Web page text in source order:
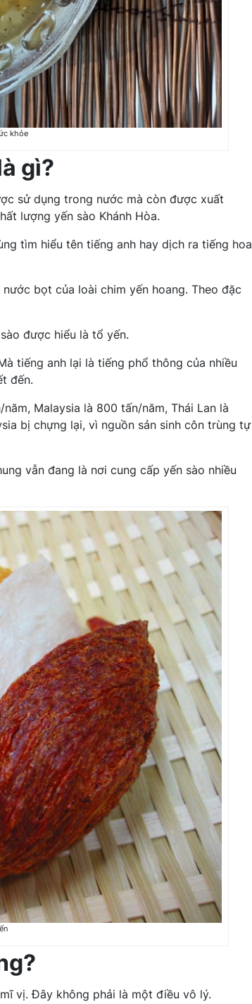
khỏe
gì?
sử dụng trong nước mà còn được xuất
lượng yến sào Khánh Hòa.
tìm hiểu tên tiếng anh hay dịch ra tiếng hoa
bọt của loài chim yến hoang. Theo đặc
được hiểu là tổ yến.
tiếng anh lại là tiếng phổ thông của nhiều
đến.
Malaysia là 800 tấn/năm, Thái Lan là
bị chựng lại, vì nguồn sản sinh côn trùng tự
vẫn đang là nơi cung cấp yến sào nhiều
vị. Đây không phải là một điều vô lý.